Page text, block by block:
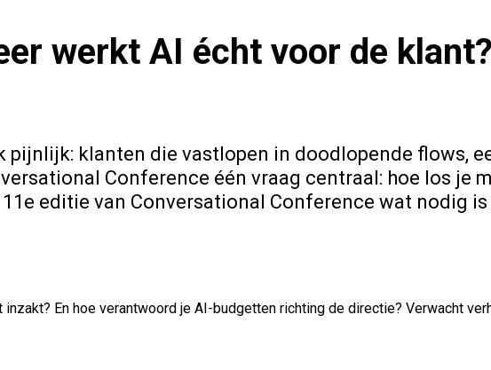
werkt AI écht voor de klant?
pijnlijk: klanten die vastlopen in doodlopende flows,
Conference één vraag centraal: hoe los je
editie van Conversational Conference wat nodig
En hoe verantwoord je AI-budgetten richting de directie? Verwacht